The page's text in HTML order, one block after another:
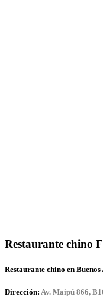
Restaurante chino
Restaurante chino en Buenos
Dirección: Av. Maipú 866,